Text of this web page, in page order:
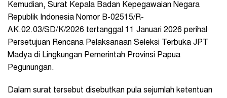
Kemudian, Surat Kepala Badan Kepegawaian Negara
Republik Indonesia Nomor B-02515/R-
AK.02.03/SD/K/2026 tertanggal 11 Januari 2026 perihal
Persetujuan Rencana Pelaksanaan Seleksi Terbuka JPT
Madya di Lingkungan Pemerintah Provinsi Papua
Pegunungan.
Dalam surat tersebut disebutkan pula sejumlah ketentuan